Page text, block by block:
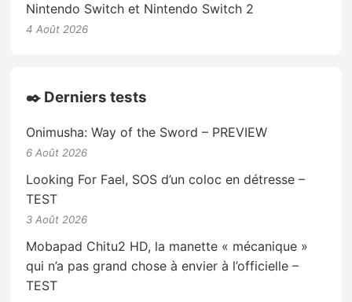
Nintendo Switch et Nintendo Switch 2
4 Août 2026
✒️ Derniers tests
Onimusha: Way of the Sword – PREVIEW
6 Août 2026
Looking For Fael, SOS d’un coloc en détresse –
TEST
3 Août 2026
Mobapad Chitu2 HD, la manette « mécanique »
qui n’a pas grand chose à envier à l’officielle –
TEST